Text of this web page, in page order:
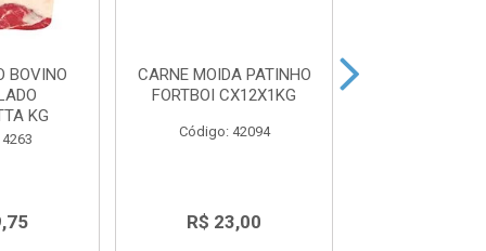
BOVINO
KG
CARNE MOIDA PATINHO
FORTBOI CX12X1KG
Código: 42094
R$ 23,00